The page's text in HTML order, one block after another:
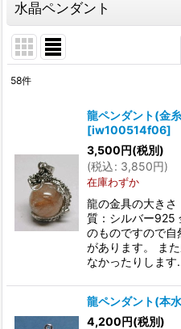
水晶ペンダント
58件
龍ペンダント(金
[iw100514f06]
3,500円(税別)
(税込: 3,850円)
在庫わずか
龍の金具の大き
質：シルバー925
のものですので自
があります。 ま
なかったりしま
龍ペンダント(本
4,200円(税別)